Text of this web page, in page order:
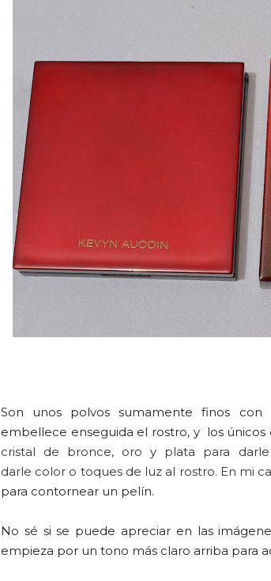
Son unos polvos sumamente finos con
embellece enseguida el rostro, y los
cristal
de bronce, oro y plata para darle
darle color o toques de luz al rostro. En mi
para contornear un pelín.
No sé si se puede apreciar en las
empieza por un tono más claro arriba para